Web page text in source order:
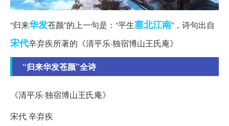
“归来华发苍颜”的上一句是：“平生塞北江南”，诗句出自
宋代辛弃疾所著的《清平乐·独宿博山王氏庵》
“归来华发苍颜”全诗
《清平乐·独宿博山王氏庵》
宋代 辛弃疾